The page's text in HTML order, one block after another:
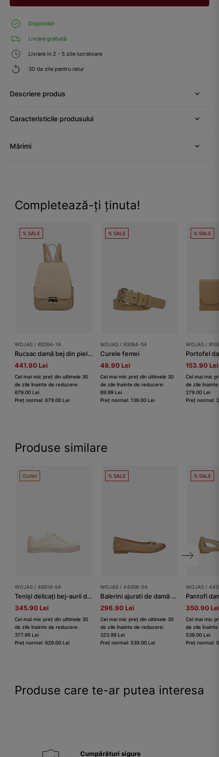
Disponibil
Livrare gratuită
Livrare in 2 - 5 zile lucratoare
30 de zile pentru retur
Descriere produs
Caracteristicile produsului
Mărimi
Completează-ți ținuta!
% SALE
WOJAS / 80264-74
Rucsac damă bej din piele combinată
441.90 Lei
Cel mai mic preț din ultimele 30
de zile înainte de reducere:
679.00 Lei
Preț normal: 679.00 Lei
% SALE
WOJAS / 93084-54
Curele femei
48.90 Lei
Cel mai mic preț din ultimele 30
de zile înainte de reducere:
69.99 Lei
Preț normal: 139.00 Lei
% SALE
WOJAS /
153.90 Lei
Cel mai mic
de zile
279.00 Lei
Preț normal:
Produse similare
Outlet
WOJAS / 46019-54
Teniși delicați bej-aurii damă
345.90 Lei
Cel mai mic preț din ultimele 30
de zile înainte de reducere:
377.99 Lei
Preț normal: 629.00 Lei
% SALE
WOJAS / 44006-54
Balerini ajurati de damă bej
296.90 Lei
Cel mai mic preț din ultimele 30
de zile înainte de reducere:
323.99 Lei
Preț normal: 539.00 Lei
% SALE
WOJAS /
Pantofi
350.90
Cel mai mic
de zile
539.00 Lei
Preț normal:
Produse care te-ar putea interesa
Cumpărături sigure